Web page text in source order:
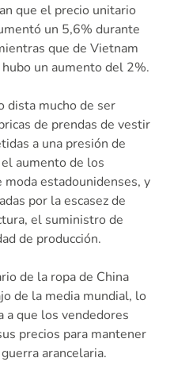
que el precio unitario
un 5,6% durante
que de Vietnam
un aumento del 2%.
dista mucho de ser
de prendas de vestir
a una presión de
aumento de los
estadounidenses, y
por la escasez de
el suministro de
de producción.
de la ropa de China
de la media mundial, lo
a que los vendedores
precios para mantener
arancelaria.